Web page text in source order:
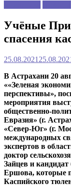
Учёные
спасения
25.08.2021
В Астрахани 20
««Зеленая
перспективы»,
мероприятия
общественно-
Евразия» (г.
«Север-Юг» (г.
международных
экспертов в
доктор
Зайцев и кандидат
Ершова, которые
Каспийского